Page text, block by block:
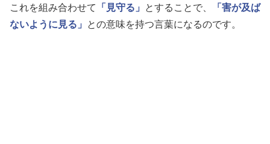
これを組み合わせて 「見守る」 とすることで、
「害が及ば
ないように見る」
との意味を持つ言葉になるのです。